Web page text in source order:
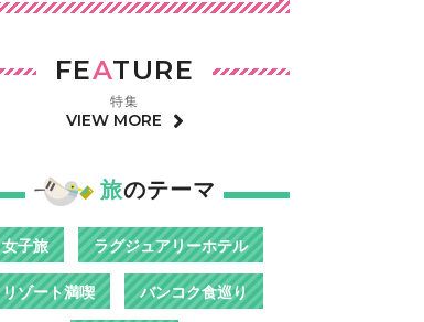
FEATURE
特集
VIEW MORE
旅のテーマ
女子旅 ラグジュアリーホテル
リゾート満喫 バンコク食巡り